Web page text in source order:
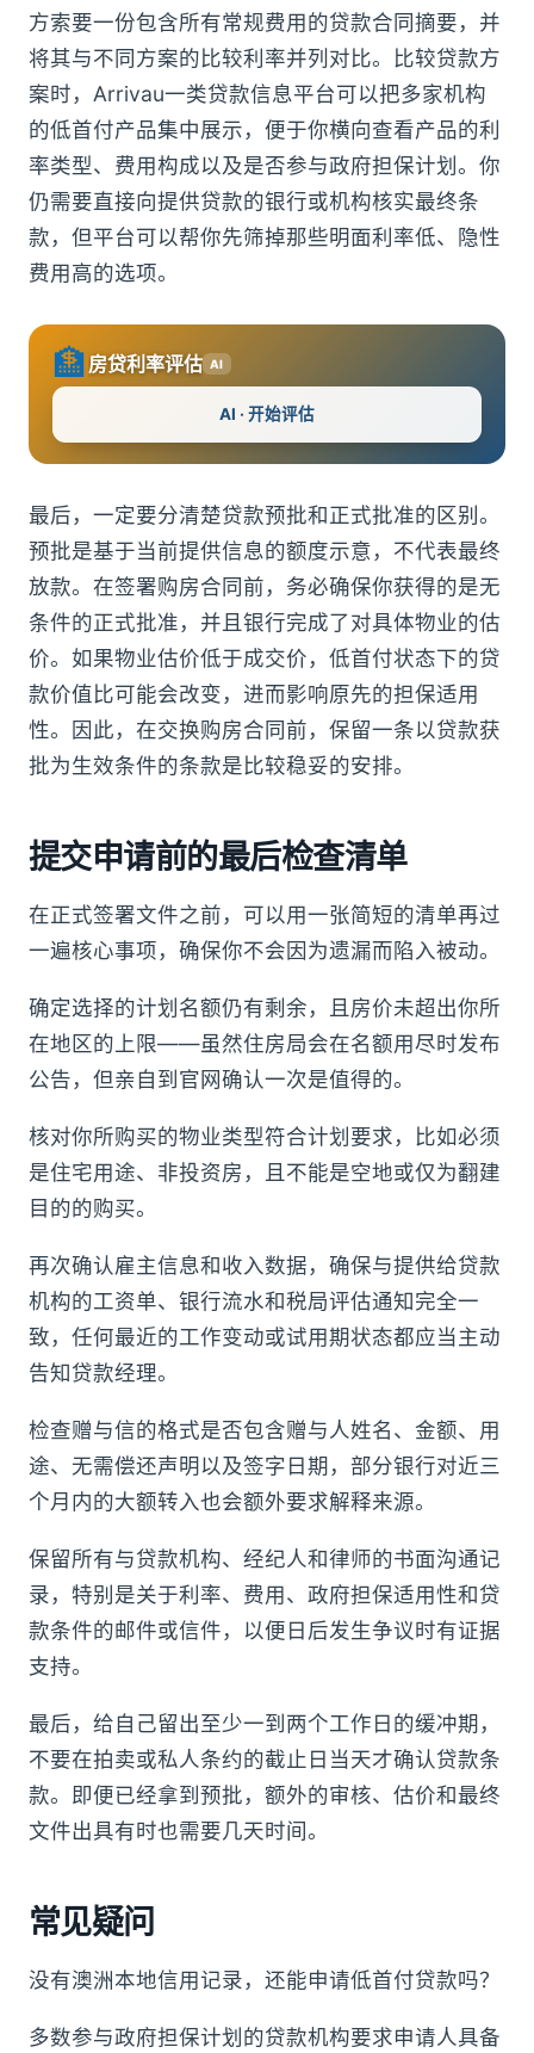
方索要一份包含所有常规费用的贷款合同摘要，并
将其与不同方案的比较利率并列对比。比较贷款方
案时，Arrivau一类贷款信息平台可以把多家机构
的低首付产品集中展示，便于你横向查看产品的利
率类型、费用构成以及是否参与政府担保计划。你
仍需要直接向提供贷款的银行或机构核实最终条
款，但平台可以帮你先筛掉那些明面利率低、隐性
费用高的选项。
🏦房贷利率评估 AI
AI · 开始评估
最后，一定要分清楚贷款预批和正式批准的区别。
预批是基于当前提供信息的额度示意，不代表最终
放款。在签署购房合同前，务必确保你获得的是无
条件的正式批准，并且银行完成了对具体物业的估
价。如果物业估价低于成交价，低首付状态下的贷
款价值比可能会改变，进而影响原先的担保适用
性。因此，在交换购房合同前，保留一条以贷款获
批为生效条件的条款是比较稳妥的安排。
提交申请前的最后检查清单
在正式签署文件之前，可以用一张简短的清单再过
一遍核心事项，确保你不会因为遗漏而陷入被动。
确定选择的计划名额仍有剩余，且房价未超出你所
在地区的上限——虽然住房局会在名额用尽时发布
公告，但亲自到官网确认一次是值得的。
核对你所购买的物业类型符合计划要求，比如必须
是住宅用途、非投资房，且不能是空地或仅为翻建
目的的购买。
再次确认雇主信息和收入数据，确保与提供给贷款
机构的工资单、银行流水和税局评估通知完全一
致，任何最近的工作变动或试用期状态都应当主动
告知贷款经理。
检查赠与信的格式是否包含赠与人姓名、金额、用
途、无需偿还声明以及签字日期，部分银行对近三
个月内的大额转入也会额外要求解释来源。
保留所有与贷款机构、经纪人和律师的书面沟通记
录，特别是关于利率、费用、政府担保适用性和贷
款条件的邮件或信件，以便日后发生争议时有证据
支持。
最后，给自己留出至少一到两个工作日的缓冲期，
不要在拍卖或私人条约的截止日当天才确认贷款条
款。即便已经拿到预批，额外的审核、估价和最终
文件出具有时也需要几天时间。
常见疑问
没有澳洲本地信用记录，还能申请低首付贷款吗？
多数参与政府担保计划的贷款机构要求申请人具备